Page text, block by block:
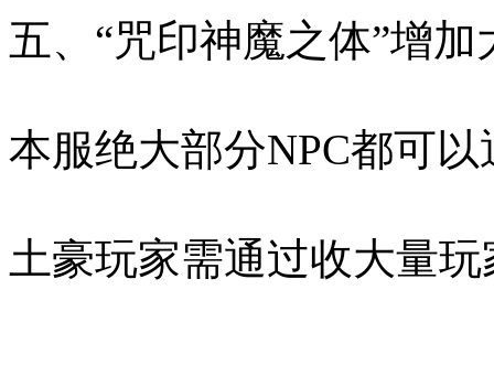
五、“咒印神魔之体”增
本服绝大部分NPC都可
土豪玩家需通过收大量